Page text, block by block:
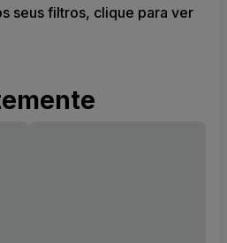
seus filtros, clique para ver